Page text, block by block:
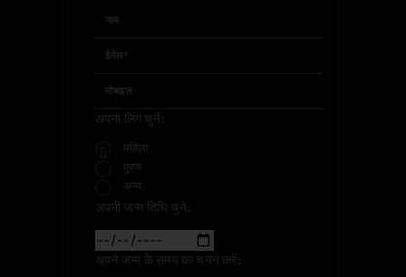
अपना लिंग चुनें:
महिला
पुरुष
अन्य
अपनी जन्म तिथि चुनें:
अपने जन्म के समय का चयन करें: